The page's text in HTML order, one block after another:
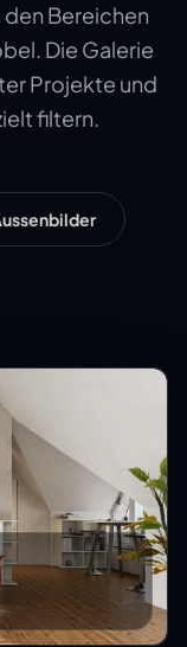
Bereichen
Die Galerie
Projekte und
filtern.